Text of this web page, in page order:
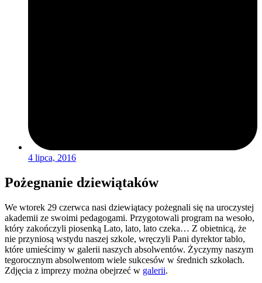
4 lipca, 2016
Pożegnanie dziewiątaków
We wtorek 29 czerwca nasi dziewiątacy pożegnali się na uroczystej
akademii ze swoimi pedagogami. Przygotowali program na wesoło,
który zakończyli piosenką Lato, lato, lato czeka… Z obietnicą, że
nie przyniosą wstydu naszej szkole, wręczyli Pani dyrektor tablo,
które umieścimy w galerii naszych absolwentów. Życzymy naszym
tegorocznym absolwentom wiele sukcesów w średnich szkołach.
Zdjęcia z imprezy można obejrzeć w galerii.